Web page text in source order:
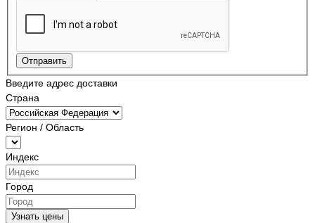
Отправить
Введите адрес доставки
Страна
Регион / Область
Индекс
Город
Узнать цены